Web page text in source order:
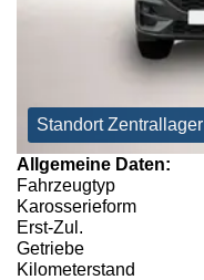
Standort Zentrallager
Allgemeine Daten:
Fahrzeugtyp
Karosserieform
Erst-Zul.
Getriebe
Kilometerstand